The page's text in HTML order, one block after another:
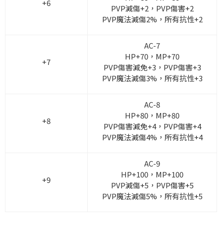
+6
PVP減傷+2，PVP傷害+2
PVP魔法減傷2%，所有抗性+2
+7
AC-7
HP+70，MP+70
PVP傷害減免+3，PVP傷害+3
PVP魔法減傷3%，所有抗性+3
+8
AC-8
HP+80，MP+80
PVP傷害減免+4，PVP傷害+4
PVP魔法減傷4%，所有抗性+4
+9
AC-9
HP+100，MP+100
PVP減傷+5，PVP傷害+5
PVP魔法減傷5%，所有抗性+5